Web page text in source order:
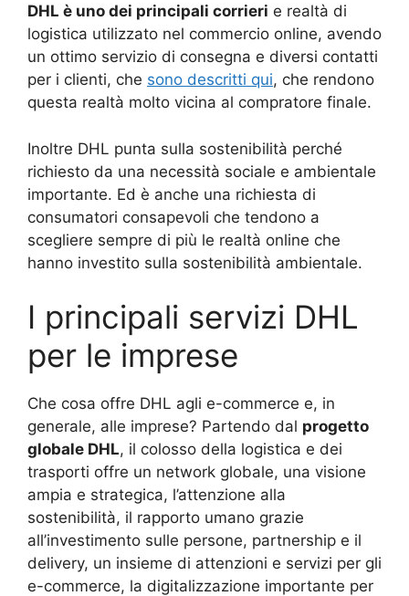
DHL è uno dei principali corrieri e realtà di
logistica utilizzato nel commercio online, avendo
un ottimo servizio di consegna e diversi contatti
per i clienti, che sono descritti qui, che rendono
questa realtà molto vicina al compratore finale.
Inoltre DHL punta sulla sostenibilità perché
richiesto da una necessità sociale e ambientale
importante. Ed è anche una richiesta di
consumatori consapevoli che tendono a
scegliere sempre di più le realtà online che
hanno investito sulla sostenibilità ambientale.
I principali servizi DHL
per le imprese
Che cosa offre DHL agli e-commerce e, in
generale, alle imprese? Partendo dal progetto
globale DHL, il colosso della logistica e dei
trasporti offre un network globale, una visione
ampia e strategica, l’attenzione alla
sostenibilità, il rapporto umano grazie
all’investimento sulle persone, partnership e il
delivery, un insieme di attenzioni e servizi per gli
e-commerce, la digitalizzazione importante per